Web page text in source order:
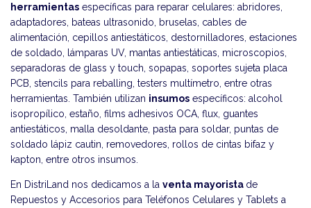
herramientas específicas para reparar celulares: abridores,
adaptadores, bateas ultrasonido, bruselas, cables de
alimentación, cepillos antiestáticos, destornilladores, estaciones
de soldado, lámparas UV, mantas antiestáticas, microscopios,
separadoras de glass y touch, sopapas, soportes sujeta placa
PCB, stencils para reballing, testers multímetro, entre otras
herramientas. También utilizan insumos específicos: alcohol
isopropílico, estaño, films adhesivos OCA, flux, guantes
antiestáticos, malla desoldante, pasta para soldar, puntas de
soldado lápiz cautin, removedores, rollos de cintas bifaz y
kapton, entre otros insumos.
En DistriLand nos dedicamos a la venta mayorista de
Repuestos y Accesorios para Teléfonos Celulares y Tablets a